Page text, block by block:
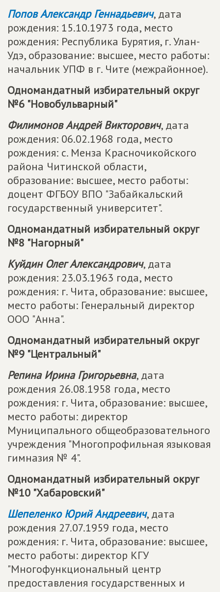
Попов Александр Геннадьевич, дата
рождения: 15.10.1973 года, место
рождения: Республика Бурятия, г. Улан-
Удэ, образование: высшее, место работы:
начальник УПФ в г. Чите (межрайонное).
Одномандатный избирательный округ
№6 "Новобульварный"
Филимонов Андрей Викторович, дата
рождения: 06.02.1968 года, место
рождения: с. Менза Красночикойского
района Читинской области,
образование: высшее, место работы:
доцент ФГБОУ ВПО "Забайкальский
государственный университет".
Одномандатный избирательный округ
№8 "Нагорный"
Куйдин Олег Александрович, дата
рождения: 23.03.1963 года, место
рождения: г. Чита, образование: высшее,
место работы: Генеральный директор
ООО "Анна".
Одномандатный избирательный округ
№9 "Центральный"
Репина Ирина Григорьевна, дата
рождения 26.08.1958 года, место
рождения: г. Чита, образование: высшее,
место работы: директор
Муниципального общеобразовательного
учреждения "Многопрофильная языковая
гимназия № 4".
Одномандатный избирательный округ
№10 "Хабаровский"
Шепеленко Юрий Андреевич, дата
рождения 27.07.1959 года, место
рождения: г. Чита, образование: высшее,
место работы: директор КГУ
"Многофункциональный центр
предоставления государственных и